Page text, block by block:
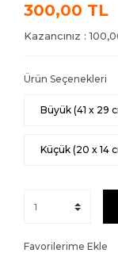
300,00 TL
Kazancınız :
Ürün Seçenekleri
Büyük (41 x 29
Küçük (20 x 14
Favorilerime Ekle